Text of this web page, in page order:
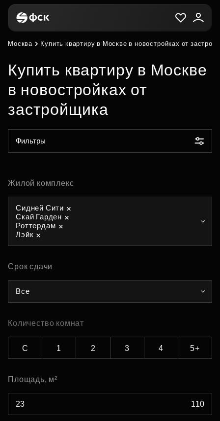
Москва Купить квартиру в Москве в новостройках от
Купить квартиру в Москве
в новостройках от
застройщика
Фильтры
Жилой комплекс
Сидней Сити
Скай Гарден
Роттердам
Лэйк
Срок сдачи
Все
Количество комнат
С 1 2 3 4 5+
Площадь, м²